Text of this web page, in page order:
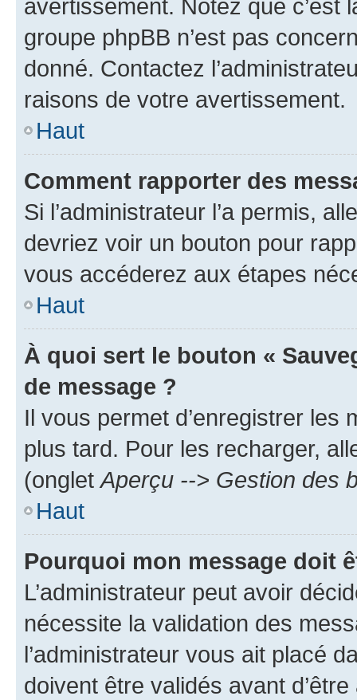
avertissement. Notez que c’est
groupe phpBB n’est pas
donné. Contactez
raisons de votre avertissement.
Haut
Comment rapporter des
Si l’administrateur l’a permis,
devriez voir un bouton pour
vous accéderez aux étapes
Haut
À quoi sert le bouton «
de message ?
Il vous permet d’enregistrer
plus tard. Pour les recharger,
(onglet Aperçu --> Gestion des
Haut
Pourquoi mon message doit
L’administrateur peut avoir
nécessite la validation des
l’administrateur vous ait placé
doivent être validés avant